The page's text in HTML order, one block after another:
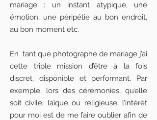
mariage : un instant atypique, une
émotion, une péripétie au bon endroit,
au bon moment etc.
En tant que photographe de mariage j’ai
cette triple mission d’être à la fois
discret, disponible et performant. Par
exemple, lors des cérémonies, qu’elle
soit civile, laïque ou religieuse, l’intérêt
pour moi est de me faire oublier afin de